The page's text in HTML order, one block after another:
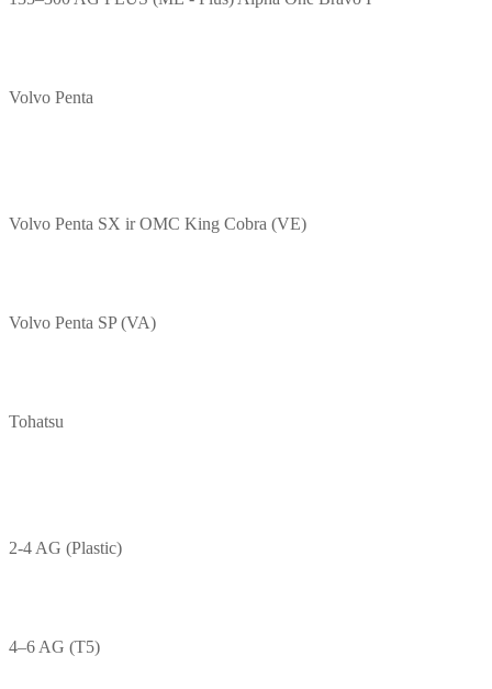
Volvo Penta
Volvo Penta SX ir OMC King Cobra (VE)
Volvo Penta SP (VA)
Tohatsu
2-4 AG (Plastic)
4–6 AG (T5)